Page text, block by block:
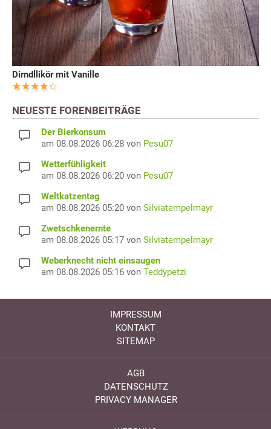
Dirndllikör mit Vanille
NEUESTE FORENBEITRÄGE
Der Bierkonsum
am 08.08.2026 06:28 von Pesu07
Wetterfühligkeit
am 08.08.2026 06:20 von Pesu07
Weltkatzentag
am 08.08.2026 05:20 von Silviatempelmayr
Zwetschkenernte
am 08.08.2026 05:17 von Silviatempelmayr
Weberknecht nicht einsaugen
am 08.08.2026 05:16 von Teddypetzi
IMPRESSUM
KONTAKT
SITEMAP
AGB
DATENSCHUTZ
PRIVACY MANAGER